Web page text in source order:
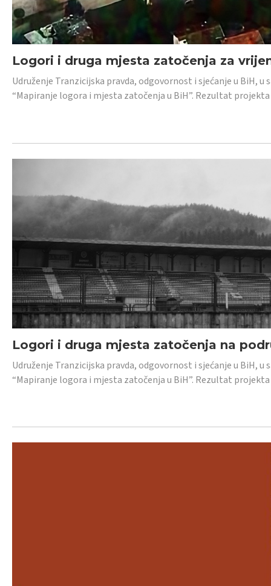
Logori i druga mjesta zatočenja za
Udruženje Tranzicijska pravda, odgovornost i sjećanje u BiH,
“Mapiranje logora i mjesta zatočenja u BiH”. Rezultat
Logori i druga mjesta zatočenja na
Udruženje Tranzicijska pravda, odgovornost i sjećanje u BiH,
“Mapiranje logora i mjesta zatočenja u BiH”. Rezultat